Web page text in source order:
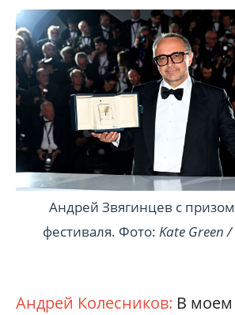
Андрей Звягинцев с
фестиваля. Фото: Kate Green
Андрей Колесников: В